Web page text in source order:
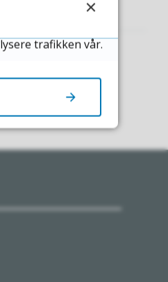
trafikken vår.